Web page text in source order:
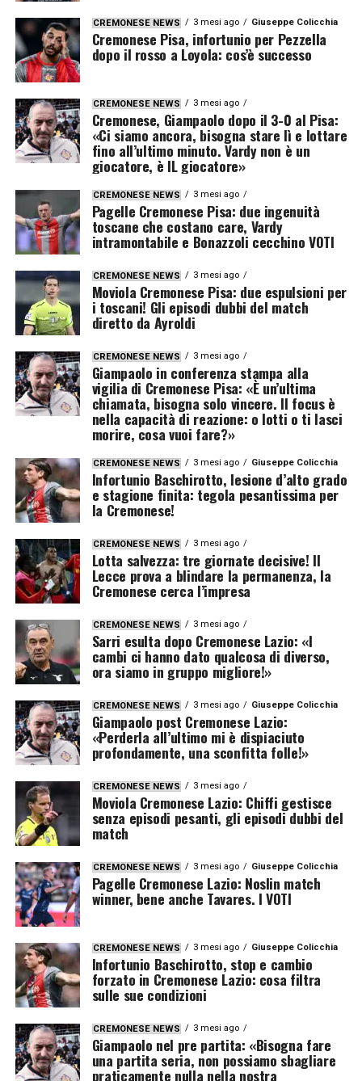
CREMONESE NEWS 3 mesi ago Giuseppe Colicchia
Cremonese Pisa, infortunio per Pezzella
dopo il rosso a Loyola: cos’è successo
CREMONESE NEWS 3 mesi ago
Cremonese, Giampaolo dopo il 3-0 al Pisa:
«Ci siamo ancora, bisogna stare lì e lottare
fino all’ultimo minuto. Vardy non è un
giocatore, è IL giocatore»
CREMONESE NEWS 3 mesi ago
Pagelle Cremonese Pisa: due ingenuità
toscane che costano care, Vardy
intramontabile e Bonazzoli cecchino VOTI
CREMONESE NEWS 3 mesi ago
Moviola Cremonese Pisa: due espulsioni per
i toscani! Gli episodi dubbi del match
diretto da Ayroldi
CREMONESE NEWS 3 mesi ago
Giampaolo in conferenza stampa alla
vigilia di Cremonese Pisa: «È un’ultima
chiamata, bisogna solo vincere. Il focus è
nella capacità di reazione: o lotti o ti lasci
morire, cosa vuoi fare?»
CREMONESE NEWS 3 mesi ago Giuseppe Colicchia
Infortunio Baschirotto, lesione d’alto grado
e stagione finita: tegola pesantissima per
la Cremonese!
CREMONESE NEWS 3 mesi ago
Lotta salvezza: tre giornate decisive! Il
Lecce prova a blindare la permanenza, la
Cremonese cerca l’impresa
CREMONESE NEWS 3 mesi ago
Sarri esulta dopo Cremonese Lazio: «I
cambi ci hanno dato qualcosa di diverso,
ora siamo in gruppo migliore!»
CREMONESE NEWS 3 mesi ago Giuseppe Colicchia
Giampaolo post Cremonese Lazio:
«Perderla all’ultimo mi è dispiaciuto
profondamente, una sconfitta folle!»
CREMONESE NEWS 3 mesi ago
Moviola Cremonese Lazio: Chiffi gestisce
senza episodi pesanti, gli episodi dubbi del
match
CREMONESE NEWS 3 mesi ago Giuseppe Colicchia
Pagelle Cremonese Lazio: Noslin match
winner, bene anche Tavares. I VOTI
CREMONESE NEWS 3 mesi ago Giuseppe Colicchia
Infortunio Baschirotto, stop e cambio
forzato in Cremonese Lazio: cosa filtra
sulle sue condizioni
CREMONESE NEWS 3 mesi ago
Giampaolo nel pre partita: «Bisogna fare
una partita seria, non possiamo sbagliare
praticamente nulla nella nostra